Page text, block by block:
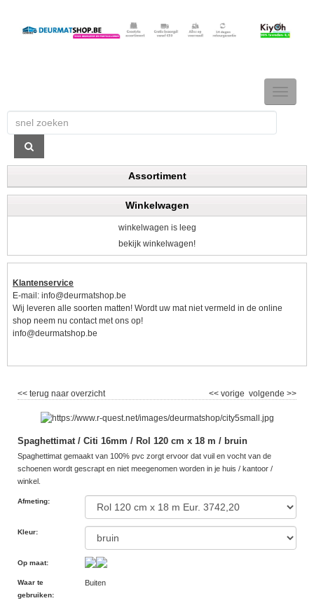
TOGGLE
Assortiment
Winkelwagen
winkelwagen is leeg
bekijk winkelwagen!
Klantenservice
E-mail: info@deurmatshop.be
Wij leveren alle soorten matten! Wordt uw mat niet vermeld in de online
shop neem nu contact met ons op!
info@deurmatshop.be
<< terug naar overzicht volgende >>
<< vorige
Spaghettimat / Citi 16mm / Rol 120 cm x 18 m / bruin
Spaghettimat gemaakt van 100% pvc zorgt ervoor dat vuil en vocht van de
schoenen wordt gescrapt en niet meegenomen worden in je huis / kantoor /
winkel.
Afmeting:
Kleur:
Op maat:
Waar te
gebruiken:
Buiten